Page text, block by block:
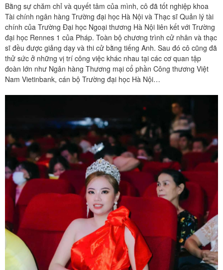
Bằng sự chăm chỉ và quyết tâm của mình, cô đã tốt nghiệp khoa
Tài chính ngân hàng Trường đại học Hà Nội và Thạc sĩ Quản lý tài
chính của Trường Đại học Ngoại thương Hà Nội liên kết với Trường
đại học Rennes 1 của Pháp. Toàn bộ chương trình cử nhân và thạc
sĩ đều được giảng dạy và thi cử bằng tiếng Anh. Sau đó cô cũng đã
thử sức ở những vị trí công việc khác nhau tại các cơ quan tập
đoàn lớn như Ngân hàng Thương mại cổ phần Công thương Việt
Nam Vietinbank, cán bộ Trường đại học Hà Nội…